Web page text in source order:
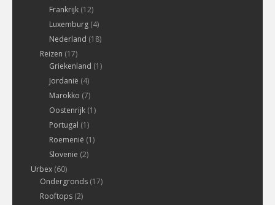
Frankrijk (12)
Luxemburg (4)
Nederland (18)
Reizen (17)
Griekenland (1)
Jordanië (4)
Marokko (7)
Oostenrijk (1)
Portugal (1)
Roemenië (1)
Slovenie (2)
Urbex (60)
Ondergronds (17)
Rooftops (2)